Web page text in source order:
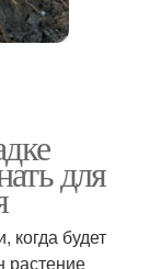
для
когда будет
растение